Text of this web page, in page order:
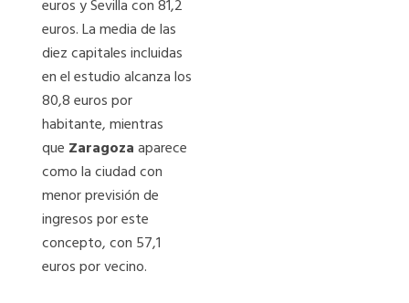
euros y Sevilla con 81,2
euros. La media de las
diez capitales incluidas
en el estudio alcanza los
80,8 euros por
habitante, mientras
que Zaragozaaparece
como la ciudad con
menor previsión de
ingresos por este
concepto, con 57,1
euros por vecino.